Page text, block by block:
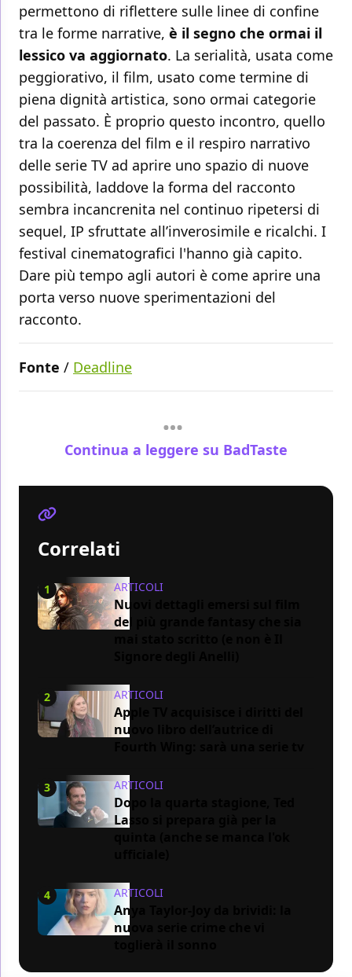
permettono di riflettere sulle linee di confine
tra le forme narrative, è il segno che ormai il
lessico va aggiornato. La serialità, usata come
peggiorativo, il film, usato come termine di
piena dignità artistica, sono ormai categorie
del passato. È proprio questo incontro, quello
tra la coerenza del film e il respiro narrativo
delle serie TV ad aprire uno spazio di nuove
possibilità, laddove la forma del racconto
sembra incancrenita nel continuo ripetersi di
sequel, IP sfruttate all’inverosimile e ricalchi. I
festival cinematografici l'hanno già capito.
Dare più tempo agli autori è come aprire una
porta verso nuove sperimentazioni del
racconto.
Fonte / Deadline
Continua a leggere su BadTaste
Correlati
1 ARTICOLI
Nuovi dettagli emersi sul film
del più grande fantasy che sia
2 ARTICOLI
Apple TV acquisisce i diritti del
nuovo libro dell’autrice di
3 ARTICOLI
Dopo la quarta stagione, Ted
Lasso si prepara già per la
4 ARTICOLI
Anya Taylor-Joy da brividi: la
nuova serie crime che vi